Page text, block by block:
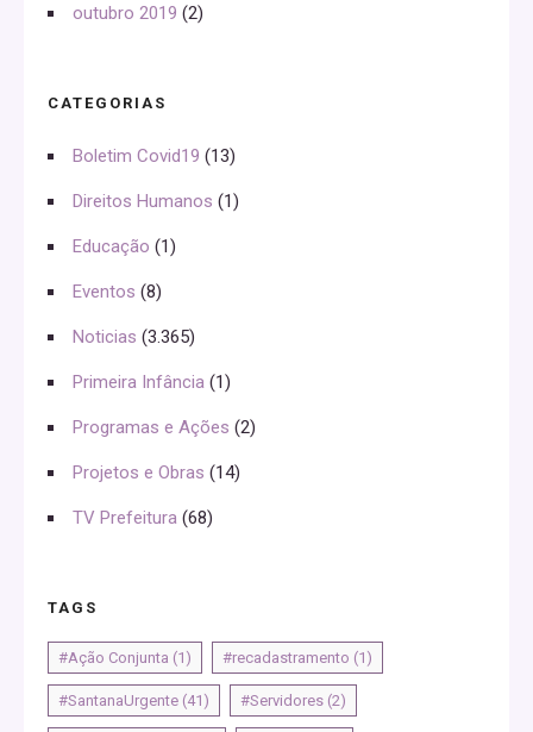
outubro 2019 (2)
CATEGORIAS
Boletim Covid19 (13)
Direitos Humanos (1)
Educação (1)
Eventos (8)
Noticias (3.365)
Primeira Infância (1)
Programas e Ações (2)
Projetos e Obras (14)
TV Prefeitura (68)
TAGS
#Ação Conjunta (1) #recadastramento (1)
#SantanaUrgente (41) #Servidores (2)